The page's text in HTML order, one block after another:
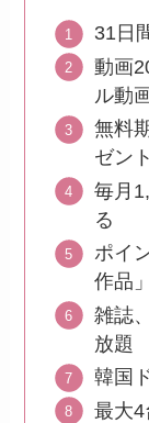
31日
動画
ル動
無料
ゼント
毎月
る
ポイ
作品
雑誌
放題
韓国
最大